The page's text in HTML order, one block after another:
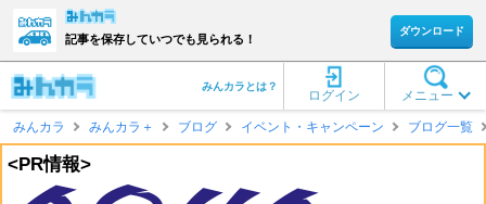
記事を保存していつでも見られる！
ダウンロード
メニュー
ログイン
みんカラとは？
みんカラ みんカラ＋ ブログ イベント・キャンペーン ブログ一覧
<PR情報>